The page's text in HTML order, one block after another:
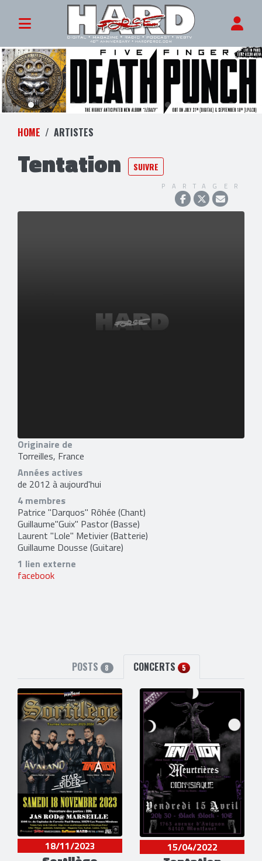
HOME ARTISTES
Tentation SUIVRE
PARTAGER
Originaire de
Torreilles, France
Années actives
de 2012 à aujourd'hui
4 membres
Patrice "Darquos" Rôhée (Chant)
Guillaume"Guix" Pastor(Basse)
Laurent "Lole" Metivier(Batterie)
Guillaume Dousse (Guitare)
1 lien externe
facebook
POSTS 8 CONCERTS 5
18/11/2023 15/04/2022